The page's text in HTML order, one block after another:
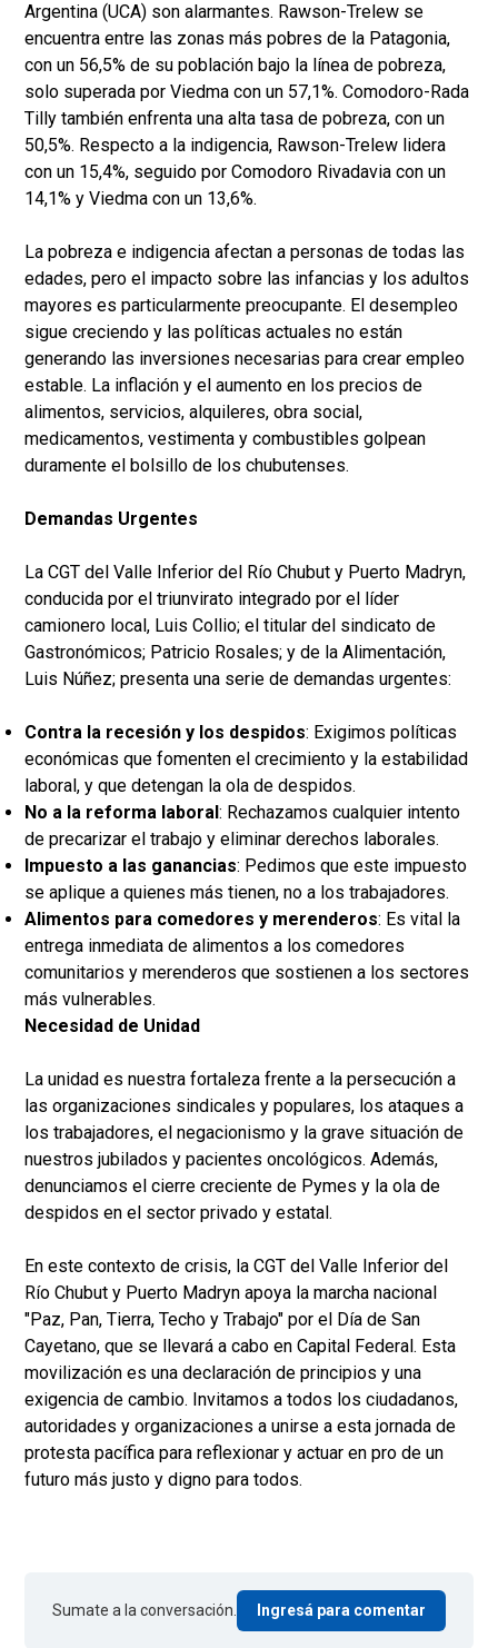
Argentina (UCA) son alarmantes. Rawson-Trelew se
encuentra entre las zonas más pobres de la Patagonia,
con un 56,5% de su población bajo la línea de pobreza,
solo superada por Viedma con un 57,1%. Comodoro-Rada
Tilly también enfrenta una alta tasa de pobreza, con un
50,5%. Respecto a la indigencia, Rawson-Trelew lidera
con un 15,4%, seguido por Comodoro Rivadavia con un
14,1% y Viedma con un 13,6%.
La pobreza e indigencia afectan a personas de todas las
edades, pero el impacto sobre las infancias y los adultos
mayores es particularmente preocupante. El desempleo
sigue creciendo y las políticas actuales no están
generando las inversiones necesarias para crear empleo
estable. La inflación y el aumento en los precios de
alimentos, servicios, alquileres, obra social,
medicamentos, vestimenta y combustibles golpean
duramente el bolsillo de los chubutenses.
Demandas Urgentes
La CGT del Valle Inferior del Río Chubut y Puerto Madryn,
conducida por el triunvirato integrado por el líder
camionero local, Luis Collio; el titular del sindicato de
Gastronómicos; Patricio Rosales; y de la Alimentación,
Luis Núñez; presenta una serie de demandas urgentes:
Contra la recesión y los despidos: Exigimos políticas
económicas que fomenten el crecimiento y la estabilidad
laboral, y que detengan la ola de despidos.
No a la reforma laboral : Rechazamos cualquier intento
de precarizar el trabajo y eliminar derechos laborales.
Impuesto a las ganancias: Pedimos que este impuesto
se aplique a quienes más tienen, no a los trabajadores.
Alimentos para comedores y merenderos: Es vital la
entrega inmediata de alimentos a los comedores
comunitarios y merenderos que sostienen a los sectores
más vulnerables.
Necesidad de Unidad
La unidad es nuestra fortaleza frente a la persecución a
las organizaciones sindicales y populares, los ataques a
los trabajadores, el negacionismo y la grave situación de
nuestros jubilados y pacientes oncológicos. Además,
denunciamos el cierre creciente de Pymes y la ola de
despidos en el sector privado y estatal.
En este contexto de crisis, la CGT del Valle Inferior del
Río Chubut y Puerto Madryn apoya la marcha nacional
"Paz, Pan, Tierra, Techo y Trabajo" por el Día de San
Cayetano, que se llevará a cabo en Capital Federal. Esta
movilización es una declaración de principios y una
exigencia de cambio. Invitamos a todos los ciudadanos,
autoridades y organizaciones a unirse a esta jornada de
protesta pacífica para reflexionar y actuar en pro de un
futuro más justo y digno para todos.
Sumate a la conversación. Ingresá para comentar